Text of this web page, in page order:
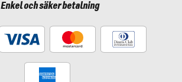
Enkel och säker betalning